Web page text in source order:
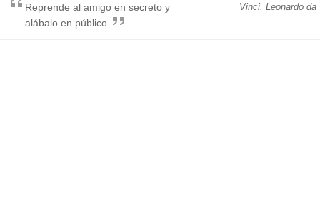
Vinci, Leonardo da
Reprende al amigo en secreto y
alábalo en público.